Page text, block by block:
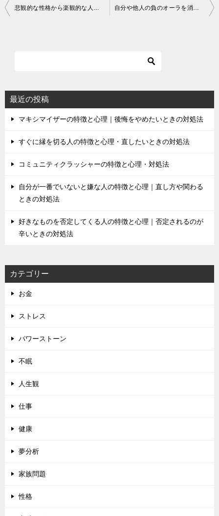
投
シ
ョ
悲観的な性格から楽観的な人になる方法は？ 自分や他人の負のオーラを消す・跳ね返す方法は？
最近の投稿
マキシマイザーの特徴と心理｜後悔をやめたいときの対処法
すぐに縁を切る人の特徴と心理・直したいときの対処法
コミュニティクラッシャーの特徴と心理・対処法
自分が一番でいないと嫌な人の特徴と心理｜直し方や関わる
ときの対処法
好きなものを否定してくる人の特徴と心理｜否定されるのが
辛いときの対処法
カテゴリー
お金
ストレス
パワーストーン
不眠
人生観
仕事
健康
夢分析
家族問題
性格